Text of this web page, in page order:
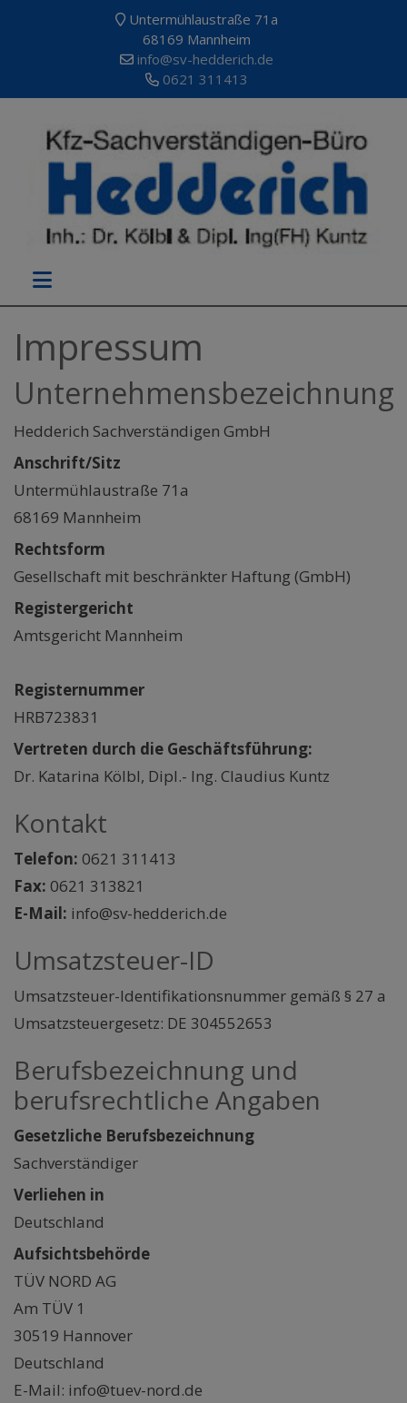
Untermühlaustraße 71a
68169 Mannheim
info@sv-hedderich.de
0621 311413
Impressum
Unternehmensbezeichnung
Hedderich Sachverständigen GmbH
Anschrift/Sitz
Untermühlaustraße 71a
68169 Mannheim
Rechtsform
Gesellschaft mit beschränkter Haftung (GmbH)
Registergericht
Amtsgericht Mannheim
Registernummer
HRB723831
Vertreten durch die Geschäftsführung:
Dr. Katarina Kölbl, Dipl.- Ing. Claudius Kuntz
Kontakt
Telefon: 0621 311413
Fax: 0621 313821
E-Mail: info@sv-hedderich.de
Umsatzsteuer-ID
Umsatzsteuer-Identifikationsnummer gemäß § 27 a
Umsatzsteuergesetz: DE 304552653
Berufsbezeichnung und
berufsrechtliche Angaben
Gesetzliche Berufsbezeichnung
Sachverständiger
Verliehen in
Deutschland
Aufsichtsbehörde
TÜV NORD AG
Am TÜV 1
30519 Hannover
Deutschland
E-Mail: info@tuev-nord.de